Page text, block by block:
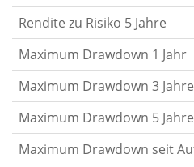
Risikomass.
Rendite pro Risikofür
Jahren. Diese Kennzahl ist
annualisierte (d. h. auf
umgerechnete)
historische annualisierte
Risiko setzt die
Rendite zu Risiko 5 Jahre
Maximum Drawdown 1 Jahr
Maximum Drawdown 3 Jahre
Maximum Drawdown 5 Jahre
Maximum Drawdown seit